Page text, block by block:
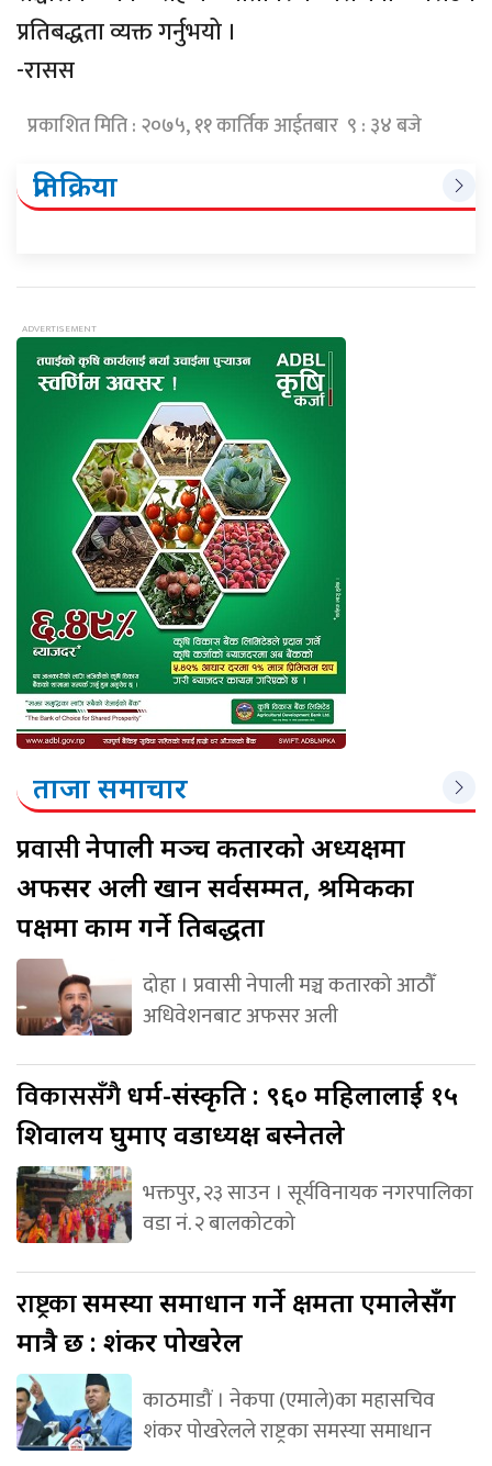
प्रतिबद्धता व्यक्त गर्नुभयो ।
-रासस
प्रकाशित मिति : २०७५, ११ कार्तिक आईतबार ९ : ३४ बजे
प्रतिक्रिया
ताजा समाचार
प्रवासीनेपाली मञ्च कतारको अध्यक्षमा
अफसर अली खान सर्वसम्मत, श्रमिकका
पक्षमा काम गर्ने प्रतिबद्धता
दोहा । प्रवासी नेपाली मञ्च कतारको आठौँ
अधिवेशनबाट अफसर अली
विकाससँगैधर्म-संस्कृति : ९६० महिलालाई १५
शिवालय घुमाए वडाध्यक्ष बस्नेतले
भक्तपुर, २३ साउन । सूर्यविनायक नगरपालिका
वडा नं. २ बालकोटको
राष्ट्रकासमस्या समाधान गर्ने क्षमता एमालेसँग
मात्रै छ : शंकर पोखरेल
काठमाडौं । नेकपा (एमाले)का महासचिव
शंकर पोखरेलले राष्ट्रका समस्या समाधान